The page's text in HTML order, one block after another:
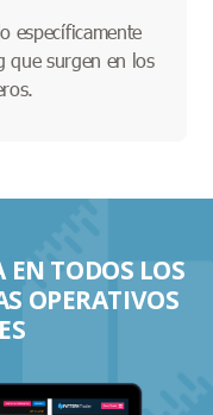
específicamente
que surgen en los
EN TODOS LOS
OPERATIVOS